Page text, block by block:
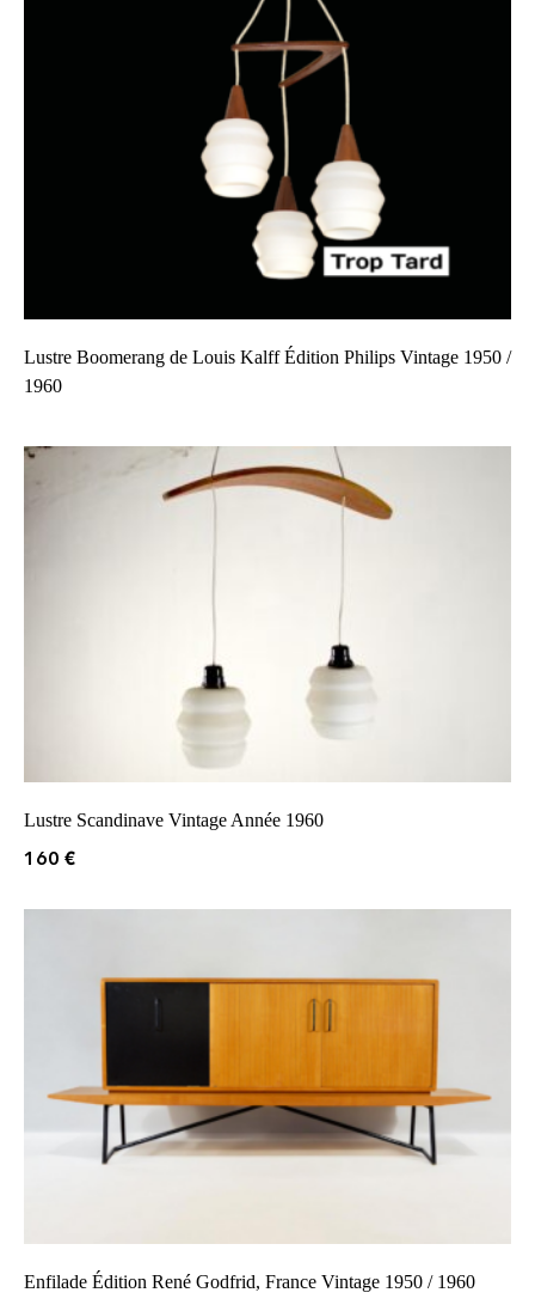
Lustre Boomerang de Louis Kalff Édition Philips Vintage 1950 /
1960
Lustre Scandinave Vintage Année 1960
160 €
Enfilade Édition René Godfrid, France Vintage 1950 / 1960